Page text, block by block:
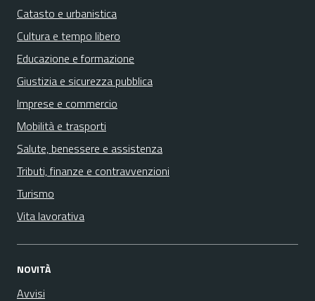
Catasto e urbanistica
Cultura e tempo libero
Educazione e formazione
Giustizia e sicurezza pubblica
Imprese e commercio
Mobilità e trasporti
Salute, benessere e assistenza
Tributi, finanze e contravvenzioni
Turismo
Vita lavorativa
NOVITÀ
Avvisi